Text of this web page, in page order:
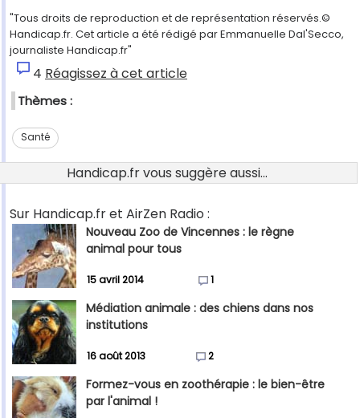
"Tous droits de reproduction et de représentation réservés.©
Handicap.fr. Cet article a été rédigé par Emmanuelle Dal'Secco,
journaliste Handicap.fr"
4 Réagissez à cet article
Thèmes :
Santé
Handicap.fr vous suggère aussi...
Sur Handicap.fr et AirZen Radio :
Nouveau Zoo de Vincennes : le règne
animal pour tous
15 avril 2014 1
Médiation animale : des chiens dans nos
institutions
16 août 2013 2
Formez-vous en zoothérapie : le bien-être
par l'animal !